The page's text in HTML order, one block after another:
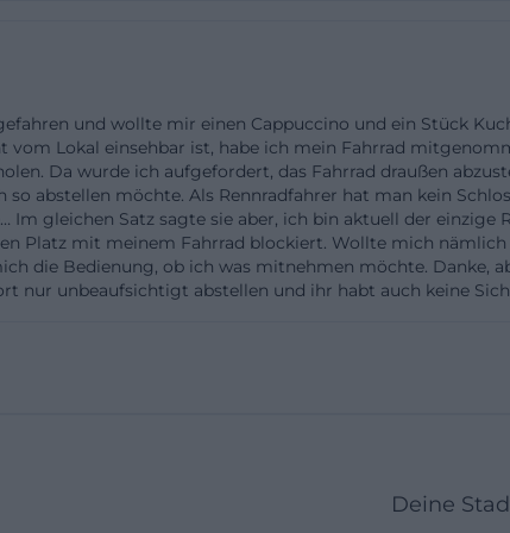
oder ob sich der Besuch auch als kleiner
ist die Antwort klar: Es ist ein Ort für
nicht für die schwere Vollkarte. Die
Getränke beschreiben den Kern besser als lange
sozialen Bildern des Hauses: Sonne, Weitblick,
das den Ort nicht überfrachtet. ([landkreis-
rusel/bergcafe-floh/))
karte sucht. Die Adresse ist klar: Rusel 118, 94571
durch die Beschreibung der Landkreis-Seite, die den
Berghotel bezeichnet. Das ist für
und wollte mir einen Cappuccino und ein Stück
Lokal einsehbar ist, habe ich mein Fahrrad
Da wurde ich aufgefordert, das Fahrrad draußen
abstellen möchte. Als Rennradfahrer hat man kein
gleichen Satz sagte sie aber, ich bin aktuell der einzige
Platz mit meinem Fahrrad blockiert. Wollte mich
die Bedienung, ob ich was mitnehmen möchte. Danke,
nur unbeaufsichtigt abstellen und ihr habt auch keine
Deine